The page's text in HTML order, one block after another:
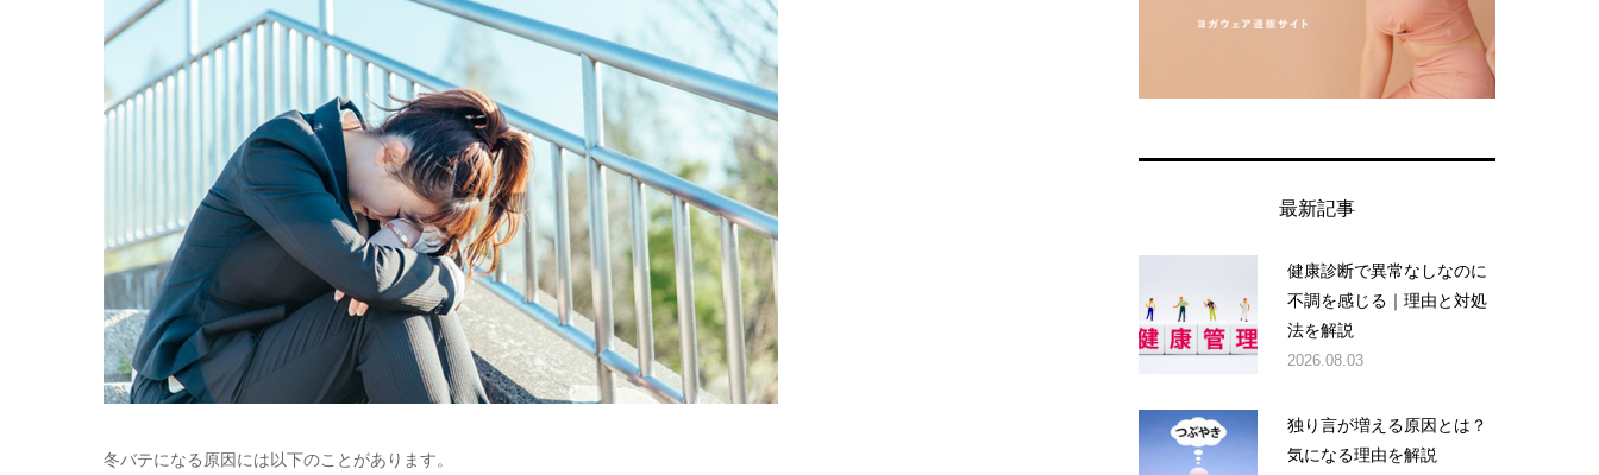
冬バテになる原因には以下のことがあります。
最新記事
健康診断で異常なしなのに
不調を感じる｜理由と対処
法を解説
2026.08.03
独り言が増える原因とは？
気になる理由を解説